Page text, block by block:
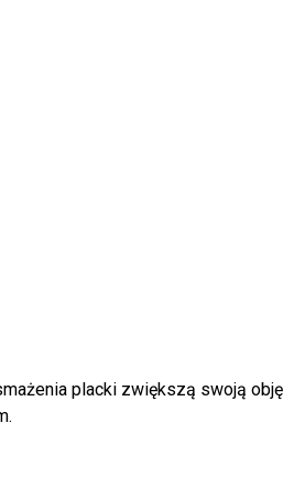
placki zwiększą swoją